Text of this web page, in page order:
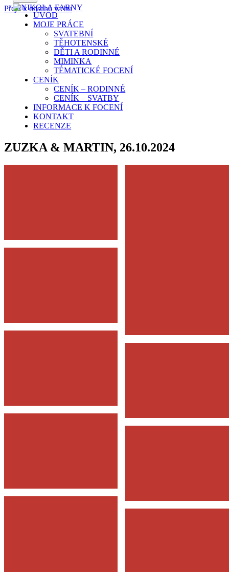
Přejít k obsahu webu
ÚVOD
MOJE PRÁCE
SVATEBNÍ
TĚHOTENSKÉ
DĚTI A RODINNÉ
MIMINKA
TÉMATICKÉ FOCENÍ
CENÍK
CENÍK – RODINNÉ
CENÍK – SVATBY
INFORMACE K FOCENÍ
KONTAKT
RECENZE
ZUZKA & MARTIN, 26.10.2024